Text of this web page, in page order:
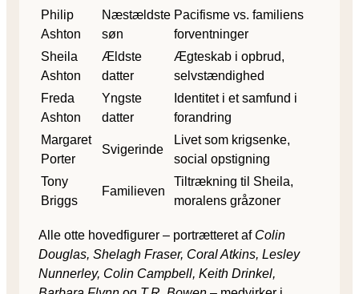
Philip
Ashton
Næstældste
søn
Pacifisme vs. familiens
forventninger
Sheila
Ashton
Ældste
datter
Ægteskab i opbrud,
selvstændighed
Freda
Ashton
Yngste
datter
Identitet i et samfund i
forandring
Margaret
Porter
Svigerinde
Livet som krigsenke,
social opstigning
Tony
Briggs
Familieven
Tiltrækning til Sheila,
moralens gråzoner
Alle otte hovedfigurer – portrætteret af Colin
Douglas, Shelagh Fraser, Coral Atkins, Lesley
Nunnerley, Colin Campbell, Keith Drinkel,